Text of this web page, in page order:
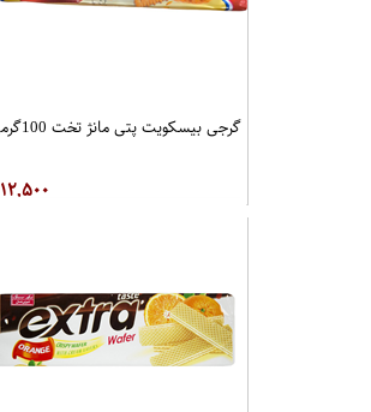
گرجی بیسکویت پتی مانژ تخت 100گرمی
۱۲,۵۰۰